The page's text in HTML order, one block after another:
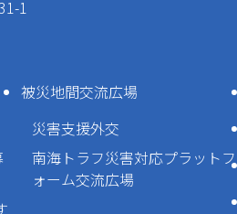
1
被災地間交流広場
災害支援外交
南海トラフ災害対応プラットフ
ォーム交流広場